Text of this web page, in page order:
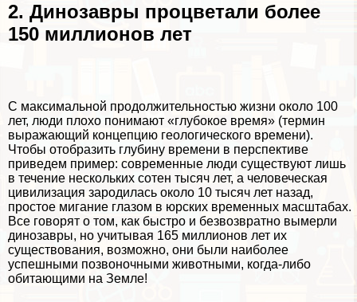
2. Динозавры процветали более
150 миллионов лет
С максимальной продолжительностью жизни около 100
лет, люди плохо понимают «глубокое время» (термин
выражающий концепцию геологического времени).
Чтобы отобразить глубину времени в перспективе
приведем пример: современные люди существуют лишь
в течение нескольких сотен тысяч лет, а человеческая
цивилизация зародилась около 10 тысяч лет назад,
простое мигание глазом в юрских временных масштабах.
Все говорят о том, как быстро и безвозвратно вымерли
динозавры, но учитывая 165 миллионов лет их
существования, возможно, они были наиболее
успешными позвоночными животными, когда-либо
обитающими на Земле!